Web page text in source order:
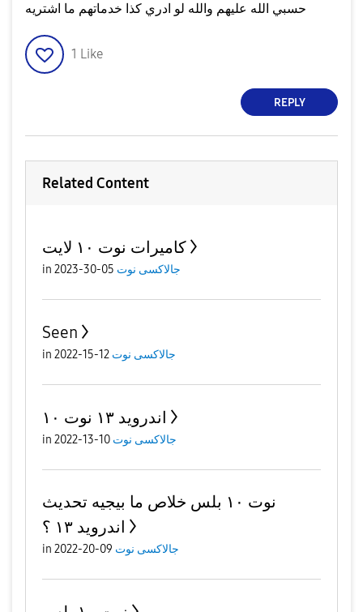
حسبي الله عليهم والله لو ادري كذا خدماتهم ما اشتريه
1 Like
REPLY
Related Content
كاميرات نوت ١٠ لايت
in جالاكسى نوت 05-30-2023
Seen
in جالاكسى نوت 12-15-2022
اندرويد ١٣ نوت ١٠
in جالاكسى نوت 10-13-2022
نوت ١٠ بلس خلاص ما بيجيه تحديث
اندرويد ١٣ ؟
in جالاكسى نوت 09-20-2022